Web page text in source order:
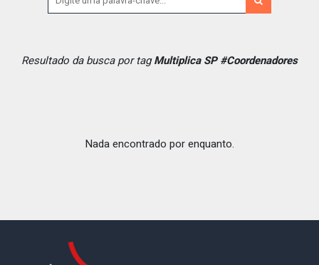
Resultado da busca por tagMultiplica SP #Coordenadores
Nada encontrado por enquanto.